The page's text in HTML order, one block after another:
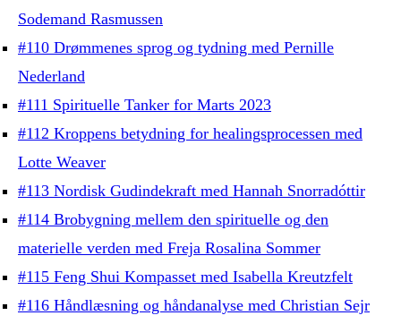
Sodemand Rasmussen
#110 Drømmenes sprog og tydning med Pernille
Nederland
#111 Spirituelle Tanker for Marts 2023
#112 Kroppens betydning for healingsprocessen med
Lotte Weaver
#113 Nordisk Gudindekraft med Hannah Snorradóttir
#114 Brobygning mellem den spirituelle og den
materielle verden med Freja Rosalina Sommer
#115 Feng Shui Kompasset med Isabella Kreutzfelt
#116 Håndlæsning og håndanalyse med Christian Sejr